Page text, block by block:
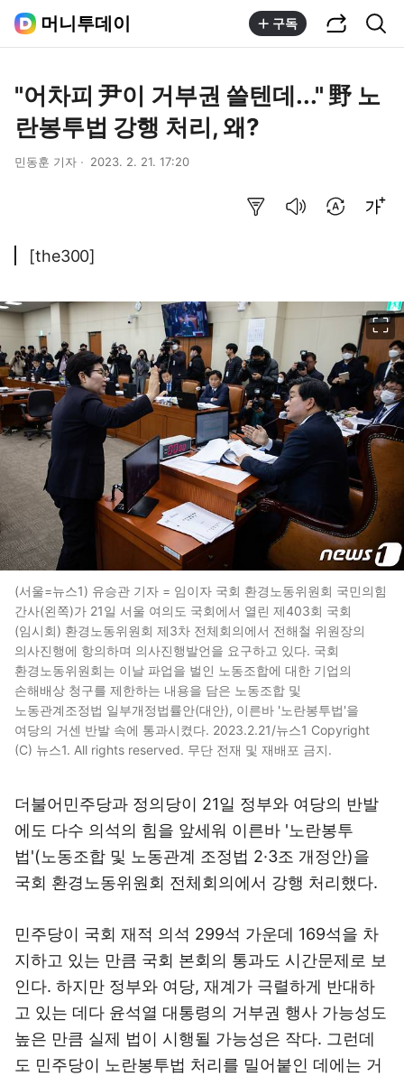
머니투데이 구독
"어차피 尹이 거부권 쓸텐데..." 野 노
란봉투법 강행 처리, 왜?
민동훈 기자 2023. 2. 21. 17:20
[the300]
(서울=뉴스1) 유승관 기자 = 임이자 국회 환경노동위원회 국민의힘
간사(왼쪽)가 21일 서울 여의도 국회에서 열린 제403회 국회
(임시회) 환경노동위원회 제3차 전체회의에서 전해철 위원장의
의사진행에 항의하며 의사진행발언을 요구하고 있다. 국회
환경노동위원회는 이날 파업을 벌인 노동조합에 대한 기업의
손해배상 청구를 제한하는 내용을 담은 노동조합 및
노동관계조정법 일부개정법률안(대안), 이른바 '노란봉투법'을
여당의 거센 반발 속에 통과시켰다. 2023.2.21/뉴스1 Copyright
(C) 뉴스1. All rights reserved. 무단 전재 및 재배포 금지.
더불어민주당과 정의당이 21일 정부와 여당의 반발
에도 다수 의석의 힘을 앞세워 이른바 '노란봉투
법'(노동조합 및 노동관계 조정법 2·3조 개정안)을
국회 환경노동위원회 전체회의에서 강행 처리했다.
민주당이 국회 재적 의석 299석 가운데 169석을 차
지하고 있는 만큼 국회 본회의 통과도 시간문제로 보
인다. 하지만 정부와 여당, 재계가 극렬하게 반대하
고 있는 데다 윤석열 대통령의 거부권 행사 가능성도
높은 만큼 실제 법이 시행될 가능성은 작다. 그런데
도 민주당이 노란봉투법 처리를 밀어붙인 데에는 거